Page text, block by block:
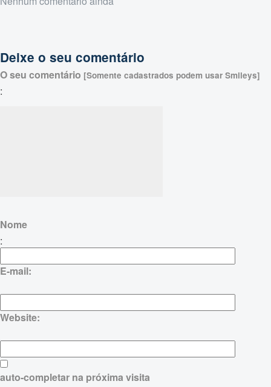
Deixe o seu comentário
O seu comentário [Somente cadastrados podem usar Smileys]
:
Nome
:
E-mail:
Website:
auto-completar na próxima visita